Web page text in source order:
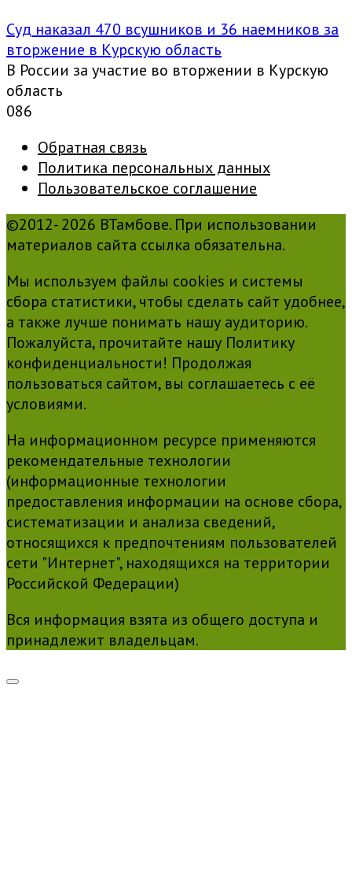
Суд наказал 470 всушников и 36 наемников за
вторжение в Курскую область
В России за участие во вторжении в Курскую
область
086
Обратная связь
Политика персональных данных
Пользовательское соглашение
©2012- 2026 ВТамбове. При использовании
материалов сайта ссылка обязательна.
Мы используем файлы cookies и системы
сбора статистики, чтобы сделать сайт удобнее,
а также лучше понимать нашу аудиторию.
Пожалуйста, прочитайте нашу Политику
конфиденциальности! Продолжая
пользоваться сайтом, вы соглашаетесь с её
условиями.
На информационном ресурсе применяются
рекомендательные технологии
(информационные технологии
предоставления информации на основе сбора,
систематизации и анализа сведений,
относящихся к предпочтениям пользователей
сети "Интернет", находящихся на территории
Российской Федерации)
Вся информация взята из общего доступа и
принадлежит владельцам.